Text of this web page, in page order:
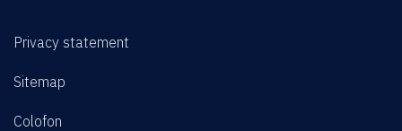
Privacy statement
Sitemap
Colofon